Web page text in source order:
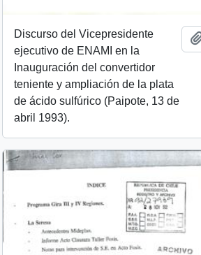
Discurso del Vicepresidente
ejecutivo de ENAMI en la
Inauguración del convertidor
teniente y ampliación de la plata
de ácido sulfúrico (Paipote, 13 de
abril 1993).